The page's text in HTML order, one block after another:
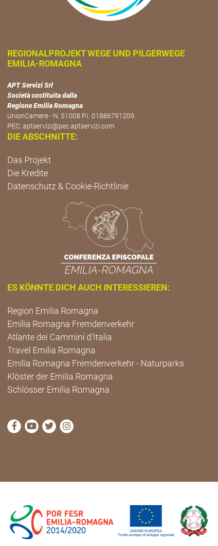
REGIONALPROJEKT WEGE UND PILGERWEGE
EMILIA-ROMAGNA
APT Servizi Srl
Società costituita dalla
Regione Emilia Romagna
UnionCamere - N. 51008 P.I. 01886791209.
PEC: aptservizi@pec.aptservizi.com
DIE ABSCHNITTE:
Das Projekt
Die Kredite
Datenschutz & Cookie-Richtlinie
ES KÖNNTE DICH AUCH INTERESSIEREN:
Region Emilia Romagna
Emilia Romagna Fremdenverkehr
Atlante dei Cammini d'Italia
Travel Emilia Romagna
Emilia Romagna Fremdenverkehr - Naturparks
Klöster der Emilia Romagna
Schlösser Emilia Romagna
die Seite Facebook von Cammini Emilia-Romagna
die Seite YouTube von Cammini Emilia-
die Seite Twitter von Cammini Emilia-
die Seite Instagram von Cammini